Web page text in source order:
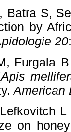
Batra S,
by
20
Furgala
Apis
American
on